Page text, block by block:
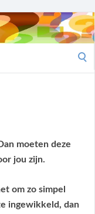
moeten deze
jou zijn.
om zo simpel
ingewikkeld, dan